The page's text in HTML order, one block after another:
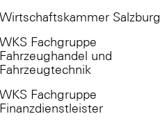
Wirtschaftskammer Salzburg
WKS Fachgruppe
Fahrzeughandel und
Fahrzeugtechnik
WKS Fachgruppe
Finanzdienstleister